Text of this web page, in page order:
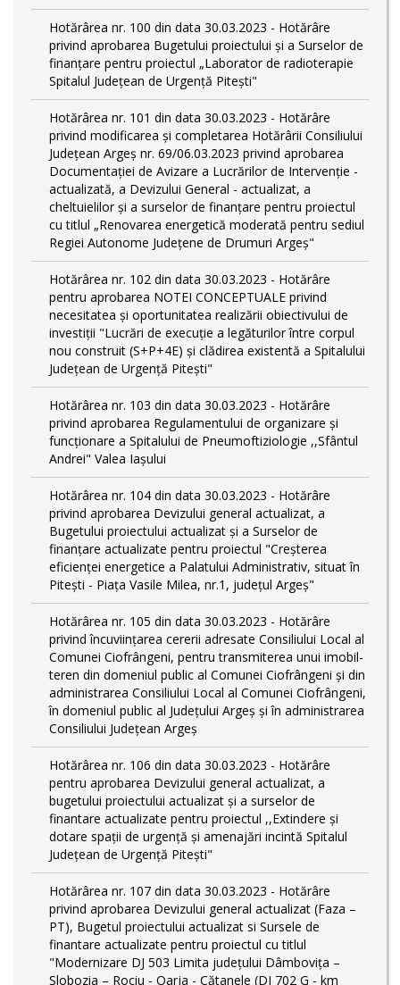
Hotărârea nr. 100 din data 30.03.2023 - Hotărâre
privind aprobarea Bugetului proiectului și a Surselor de
finanțare pentru proiectul „Laborator de radioterapie
Spitalul Județean de Urgență Pitești"
Hotărârea nr. 101 din data 30.03.2023 - Hotărâre
privind modificarea și completarea Hotărârii Consiliului
Județean Argeș nr. 69/06.03.2023 privind aprobarea
Documentației de Avizare a Lucrărilor de Intervenție -
actualizată, a Devizului General - actualizat, a
cheltuielilor și a surselor de finanțare pentru proiectul
cu titlul „Renovarea energetică moderată pentru sediul
Regiei Autonome Județene de Drumuri Argeș"
Hotărârea nr. 102 din data 30.03.2023 - Hotărâre
pentru aprobarea NOTEI CONCEPTUALE privind
necesitatea și oportunitatea realizării obiectivului de
investiții "Lucrări de execuție a legăturilor între corpul
nou construit (S+P+4E) și clădirea existentă a Spitalului
Județean de Urgență Pitești"
Hotărârea nr. 103 din data 30.03.2023 - Hotărâre
privind aprobarea Regulamentului de organizare și
funcționare a Spitalului de Pneumoftiziologie ,,Sfântul
Andrei" Valea Iașului
Hotărârea nr. 104 din data 30.03.2023 - Hotărâre
privind aprobarea Devizului general actualizat, a
Bugetului proiectului actualizat și a Surselor de
finanțare actualizate pentru proiectul "Creşterea
eficienţei energetice a Palatului Administrativ, situat în
Piteşti - Piaţa Vasile Milea, nr.1, judeţul Argeş"
Hotărârea nr. 105 din data 30.03.2023 - Hotărâre
privind încuviințarea cererii adresate Consiliului Local al
Comunei Ciofrângeni, pentru transmiterea unui imobil-
teren din domeniul public al Comunei Ciofrângeni și din
administrarea Consiliului Local al Comunei Ciofrângeni,
în domeniul public al Județului Argeș și în administrarea
Consiliului Județean Argeș
Hotărârea nr. 106 din data 30.03.2023 - Hotărâre
pentru aprobarea Devizului general actualizat, a
bugetului proiectului actualizat și a surselor de
finantare actualizate pentru proiectul ,,Extindere și
dotare spații de urgență și amenajări incintă Spitalul
Județean de Urgență Pitești"
Hotărârea nr. 107 din data 30.03.2023 - Hotărâre
privind aprobarea Devizului general actualizat (Faza –
PT), Bugetul proiectului actualizat si Sursele de
finantare actualizate pentru proiectul cu titlul
"Modernizare DJ 503 Limita județului Dâmbovița –
Slobozia – Rociu - Oarja - Cătanele (DJ 702 G - km